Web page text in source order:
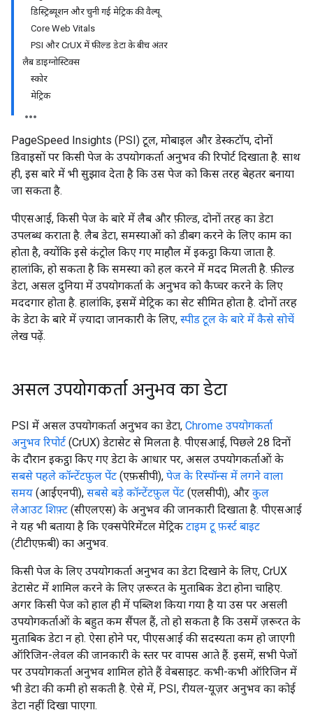
डिस्ट्रिब्यूशन और चुनी गई मेट्रिक की वैल्यू
Core Web Vitals
PSI और CrUX में फ़ील्ड डेटा के बीच अंतर
लैब डाइग्नोस्टिक्स
स्कोर
मेट्रिक
PageSpeed Insights (PSI) टूल, मोबाइल और डेस्कटॉप, दोनों
डिवाइसों पर किसी पेज के उपयोगकर्ता अनुभव की रिपोर्ट दिखाता है. साथ
ही, इस बारे में भी सुझाव देता है कि उस पेज को किस तरह बेहतर बनाया
जा सकता है.
पीएसआई, किसी पेज के बारे में लैब और फ़ील्ड, दोनों तरह का डेटा
उपलब्ध कराता है. लैब डेटा, समस्याओं को डीबग करने के लिए काम का
होता है, क्योंकि इसे कंट्रोल किए गए माहौल में इकट्ठा किया जाता है.
हालांकि, हो सकता है कि समस्या को हल करने में मदद मिलती है. फ़ील्ड
डेटा, असल दुनिया में उपयोगकर्ता के अनुभव को कैप्चर करने के लिए
मददगार होता है. हालांकि, इसमें मेट्रिक का सेट सीमित होता है. दोनों तरह
के डेटा के बारे में ज़्यादा जानकारी के लिए, स्पीड टूल के बारे में कैसे सोचें
लेख पढ़ें.
असल उपयोगकर्ता अनुभव का डेटा
PSI में असल उपयोगकर्ता अनुभव का डेटा, Chrome उपयोगकर्ता
अनुभव रिपोर्ट (CrUX) डेटासेट से मिलता है. पीएसआई, पिछले 28 दिनों
के दौरान इकट्ठा किए गए डेटा के आधार पर, असल उपयोगकर्ताओं के
सबसे पहले कॉन्टेंटफ़ुल पेंट (एफ़सीपी), पेज के रिस्पॉन्स में लगने वाला
समय (आईएनपी), सबसे बड़े कॉन्टेंटफ़ुल पेंट (एलसीपी), और कुल
लेआउट शिफ़्ट (सीएलएस) के अनुभव की जानकारी दिखाता है. पीएसआई
ने यह भी बताया है कि एक्सपेरिमेंटल मेट्रिक टाइम टू फ़र्स्ट बाइट
(टीटीएफ़बी) का अनुभव.
किसी पेज के लिए उपयोगकर्ता अनुभव का डेटा दिखाने के लिए, CrUX
डेटासेट में शामिल करने के लिए ज़रूरत के मुताबिक डेटा होना चाहिए.
अगर किसी पेज को हाल ही में पब्लिश किया गया है या उस पर असली
उपयोगकर्ताओं के बहुत कम सैंपल हैं, तो हो सकता है कि उसमें ज़रूरत के
मुताबिक डेटा न हो. ऐसा होने पर, पीएसआई की सदस्यता कम हो जाएगी
ऑरिजिन-लेवल की जानकारी के स्तर पर वापस आते हैं. इसमें, सभी पेजों
पर उपयोगकर्ता अनुभव शामिल होते हैं वेबसाइट. कभी-कभी ऑरिजिन में
भी डेटा की कमी हो सकती है. ऐसे में, PSI, रीयल-यूज़र अनुभव का कोई
डेटा नहीं दिखा पाएगा.